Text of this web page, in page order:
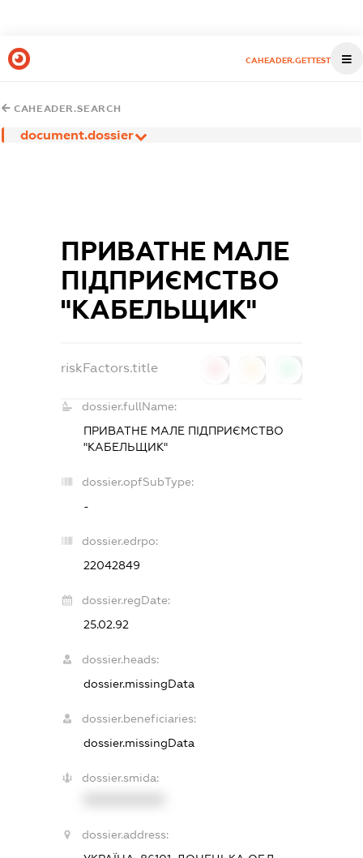
CAHEADER.GETTEST
CAHEADER.SEARCH
document.dossier
ПРИВАТНЕ МАЛЕ
ПІДПРИЄМСТВО
"КАБЕЛЬЩИК"
riskFactors.title
dossier.fullName:
ПРИВАТНЕ МАЛЕ ПІДПРИЄМСТВО
"КАБЕЛЬЩИК"
dossier.opfSubType:
-
dossier.edrpo:
22042849
dossier.regDate:
25.02.92
dossier.heads:
dossier.missingData
dossier.beneficiaries:
dossier.missingData
dossier.smida:
dossier.address: